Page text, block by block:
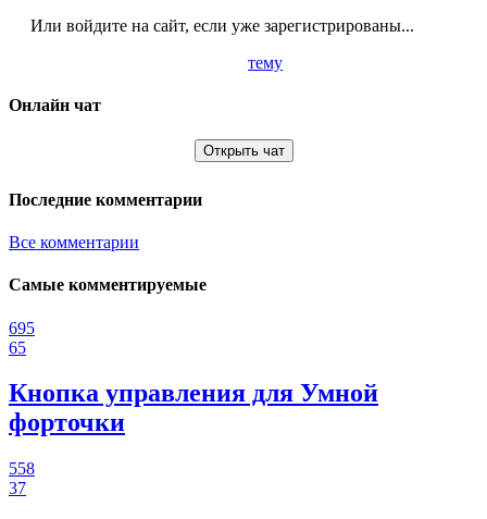
Или войдите на сайт, если уже зарегистрированы...
тему
Онлайн чат
Открыть чат
Последние комментарии
Все комментарии
Самые комментируемые
695
65
Кнопка управления для Умной
форточки
558
37